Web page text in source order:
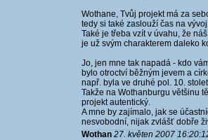
Wothane, Tvůj projekt má za
tedy si také zaslouží čas na
Také je třeba vzít v úvahu, že
je už svým charakterem daleko
Jo, jen mne tak napadá - kdo
bylo otroctví běžným jevem a
např. byla ve druhé pol. 10.
Takže na Wothanburgu většinu
projekt autentický.
A mne by zajímalo, jak se
nesvobodní, nijak zvlášť dobře
Wothan 27. květen 2007